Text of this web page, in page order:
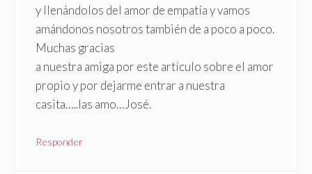
y llenándolos del amor de empatía y vamos
amándonos nosotros también de a poco a poco.
Muchas gracias
a nuestra amiga por este artículo sobre el amor
propio y por dejarme entrar a nuestra
casita…..las amo…José.
Responder